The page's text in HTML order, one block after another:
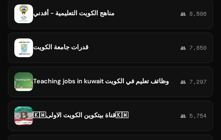
مناهج الكويت التعليمية - أفدني 👥 8,506
قدرات جامعة الكويت 👥 7,850
Teaching jobs in kuwait وظائف تعليم في الكويت 👥 7,297
🇰🇼قناة بيتكوين الكويت الاولى🇰🇼 👥 5,754